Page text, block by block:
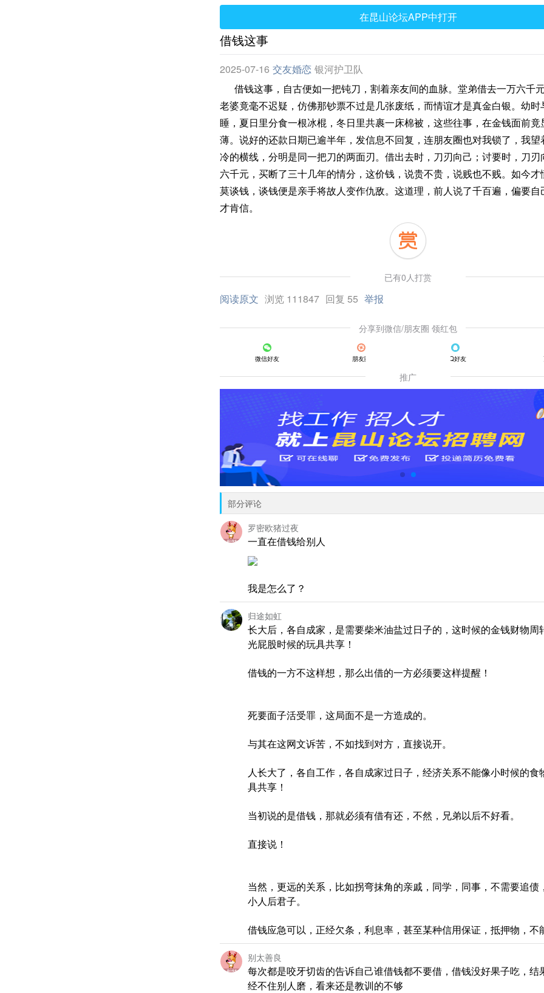
在昆山论坛APP中打开
借钱这事
2025-07-16 交友婚恋 银河护卫队
借钱这事，自古便如一把钝刀，割着亲友间的血脉。堂弟借去一万六千
老婆竟毫不迟疑，仿佛那钞票不过是几张废纸，而情谊才是真金白银。幼时
睡，夏日里分食一根冰棍，冬日里共裹一床棉被，这些往事，在金钱面前竟
薄。说好的还款日期已逾半年，发信息不回复，连朋友圈也对我锁了，我望
冷的横线，分明是同一把刀的两面刃。借出去时，刀刃向己；讨要时，刀刃
六千元，买断了三十几年的情分，这价钱，说贵不贵，说贱也不贱。如今才
莫谈钱，谈钱便是亲手将故人变作仇敌。这道理，前人说了千百遍，偏要自
才肯信。
已有0人打赏
阅读原文 浏览 111847 回复 55 举报
分享到微信/朋友圈 领红包
微信好友 朋友圈 QQ好友
推广
部分评论
罗密欧猪过夜
一直在借钱给别人
我是怎么了？
归途如虹
长大后，各自成家，是需要柴米油盐过日子的，这时候的金钱财物周
光屁股时候的玩具共享！
借钱的一方不这样想，那么出借的一方必须要这样提醒！
死要面子活受罪，这局面不是一方造成的。
与其在这网文诉苦，不如找到对方，直接说开。
人长大了，各自工作，各自成家过日子，经济关系不能像小时候的食
具共享！
当初说的是借钱，那就必须有借有还，不然，兄弟以后不好看。
直接说！
当然，更远的关系，比如拐弯抹角的亲戚，同学，同事，不需要追债
小人后君子。
借钱应急可以，正经欠条，利息率，甚至某种信用保证，抵押物，不
别太善良
每次都是咬牙切齿的告诉自己谁借钱都不要借，借钱没好果子吃，结
经不住别人磨，看来还是教训的不够